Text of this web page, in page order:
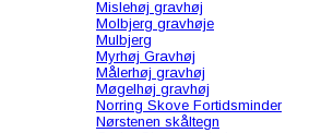
Mislehøj gravhøj
Molbjerg gravhøje
Mulbjerg
Myrhøj Gravhøj
Målerhøj gravhøj
Møgelhøj gravhøj
Norring Skove Fortidsminder
Nørstenen skåltegn